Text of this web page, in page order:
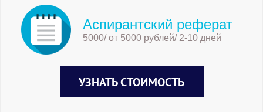
Аспирантский реферат
5000/ от 5000 рублей/ 2-10 дней
УЗНАТЬ СТОИМОСТЬ